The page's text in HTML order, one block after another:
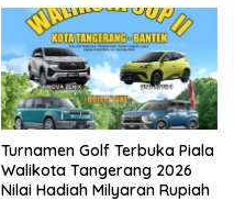
Turnamen Golf Terbuka Piala
Walikota Tangerang 2026
Nilai Hadiah Milyaran Rupiah